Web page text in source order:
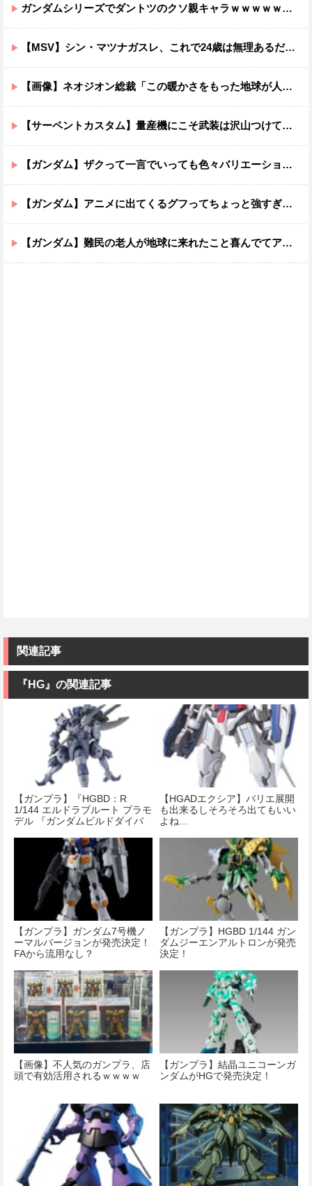
ガンダムシリーズでダントツのクソ親キャラｗｗｗｗｗｗｗｗｗｗｗｗ
【MSV】シン・マツナガスレ、これで24歳は無理あるだろ…
【画像】ネオジオン総裁「この暖かさをもった地球が人間さえ破壊するんだ（汗だく）」
【サーペントカスタム】量産機にこそ武装は沢山つけてほしいよね
【ガンダム】ザクって一言でいっても色々バリエーションがあるよね
【ガンダム】アニメに出てくるグフってちょっと強すぎじゃない？
【ガンダム】難民の老人が地球に来れたこと喜んでてアレ？連邦もやってることヤバくない？ってなる
関連記事
『HG』の関連記事
【ガンプラ】『HGBD：R
1/144 エルドラブルート プラモ
デル 『ガンダムビルドダイバ
【HGADエクシア】バリエ展開
も出来るしそろそろ出てもいい
よね…
【ガンプラ】ガンダム7号機ノ
ーマルバージョンが発売決定！
FAから流用なし？
【ガンプラ】HGBD 1/144 ガン
ダムジーエンアルトロンが発売
決定！
【画像】不人気のガンプラ、店
頭で有効活用されるｗｗｗｗ
【ガンプラ】結晶ユニコーンガ
ンダムがHGで発売決定！